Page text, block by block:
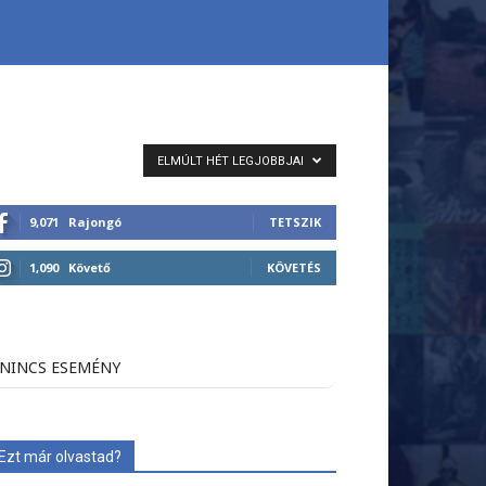
ELMÚLT HÉT LEGJOBBJAI
9,071 Rajongó TETSZIK
1,090 Követő KÖVETÉS
NINCS ESEMÉNY
már olvastad?